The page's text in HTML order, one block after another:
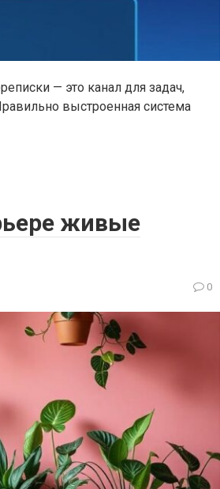
— это канал для задач,
выстроенная система
живые
0